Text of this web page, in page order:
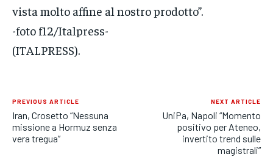
vista molto affine al nostro prodotto”.
-foto f12/Italpress-
(ITALPRESS).
PREVIOUS ARTICLE
Iran, Crosetto “Nessuna
missione a Hormuz senza
vera tregua”
NEXT ARTICLE
UniPa, Napoli “Momento
positivo per Ateneo,
invertito trend sulle
magistrali”